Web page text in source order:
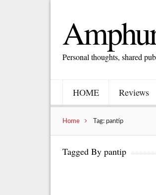
Personal thoughts, shared
HOME Reviews
Home Tag: pantip
Tagged By pantip